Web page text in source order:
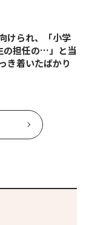
けられ、「小学
の担任の…」と当
き着いたばかり